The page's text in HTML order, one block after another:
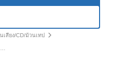
สียง/CD/ม้วนเทป